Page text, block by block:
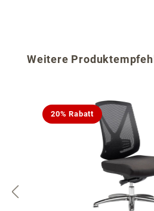
Produktgalerie
Weitere
20% Rabatt